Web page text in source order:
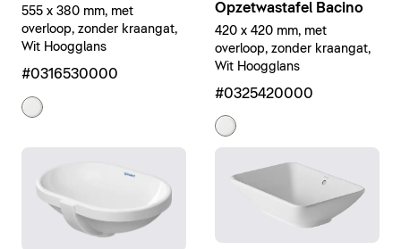
555 x 380 mm, met
overloop, zonder kraangat,
Wit Hoogglans
#0316530000
Opzetwastafel Bacino
420 x 420 mm, met
overloop, zonder kraangat,
Wit Hoogglans
#0325420000